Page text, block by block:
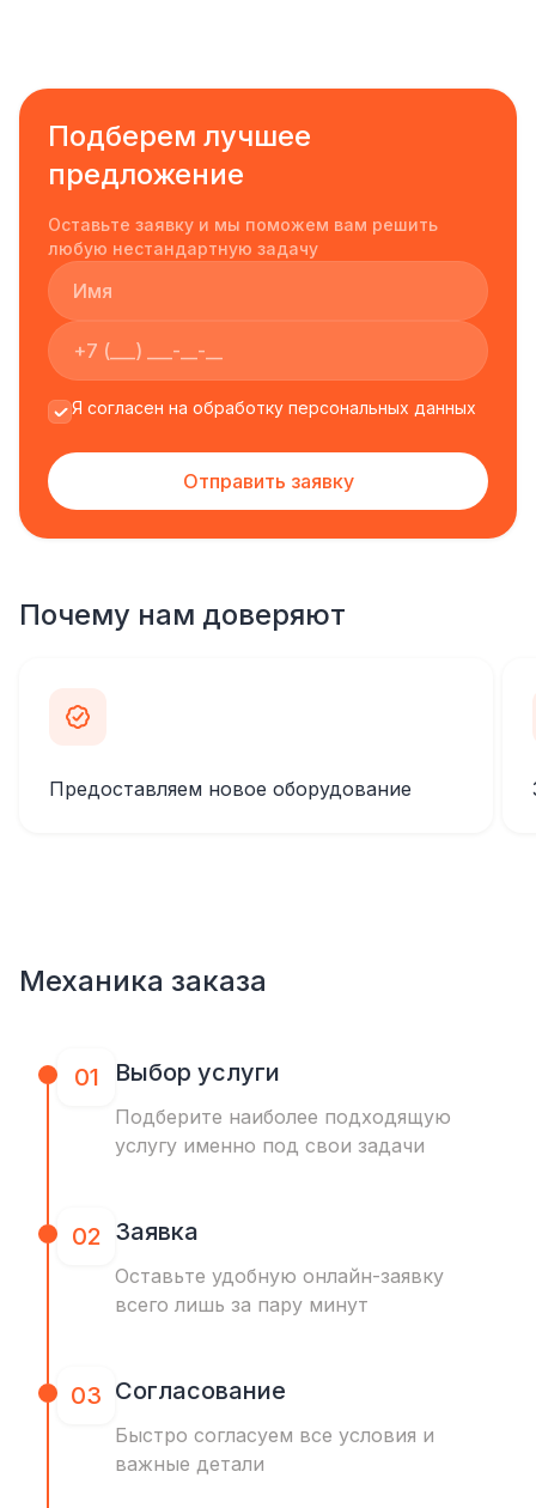
Подберем лучшее
предложение
Оставьте заявку и мы поможем вам решить
любую нестандартную задачу
Я согласен на обработку персональных данных
Отправить заявку
Почему нам доверяют
Предоставляем новое оборудование
Механика заказа
01 Выбор услуги
Подберите наиболее подходящую
услугу именно под свои задачи
02 Заявка
Оставьте удобную онлайн-заявку
всего лишь за пару минут
03 Согласование
Быстро согласуем все условия и
важные детали